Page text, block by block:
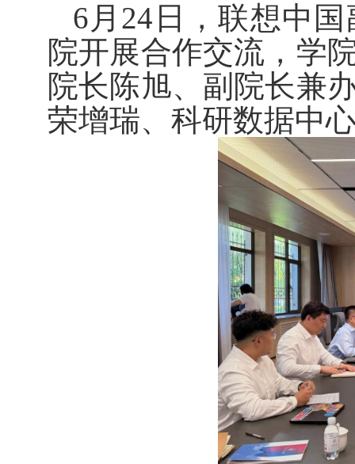
6 月 24 日，联想中
院开展合作交流，学
院长陈旭、副院长兼
荣增瑞、科研数据中